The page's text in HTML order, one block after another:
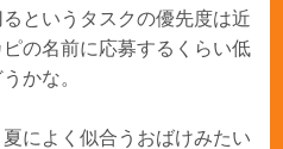
というタスクの優先度は近
の名前に応募するくらい低
かな。
によく似合うおばけみたい